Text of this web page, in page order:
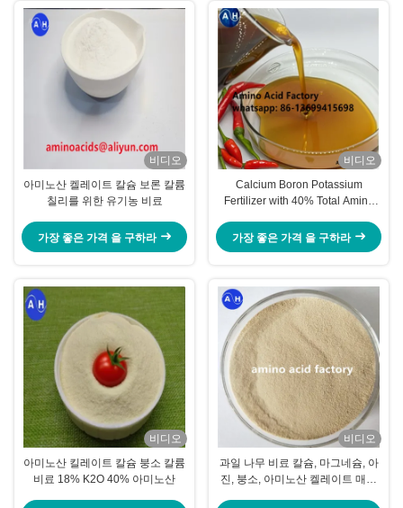
비디오
아미노산 켈레이트 칼슘 보론 칼륨
칠리를 위한 유기농 비료
가장 좋은 가격 을 구하라
비디오
Calcium Boron Potassium
Fertilizer with 40% Total Amino
Accelerated Color Development
in Pepper Chili Plants
가장 좋은 가격 을 구하라
비디오
아미노산 킬레이트 칼슘 붕소 칼륨
비료 18% K2O 40% 아미노산
비디오
과일 나무 비료 칼슘, 마그네슘, 아
진, 붕소, 아미노산 켈레이트 매크